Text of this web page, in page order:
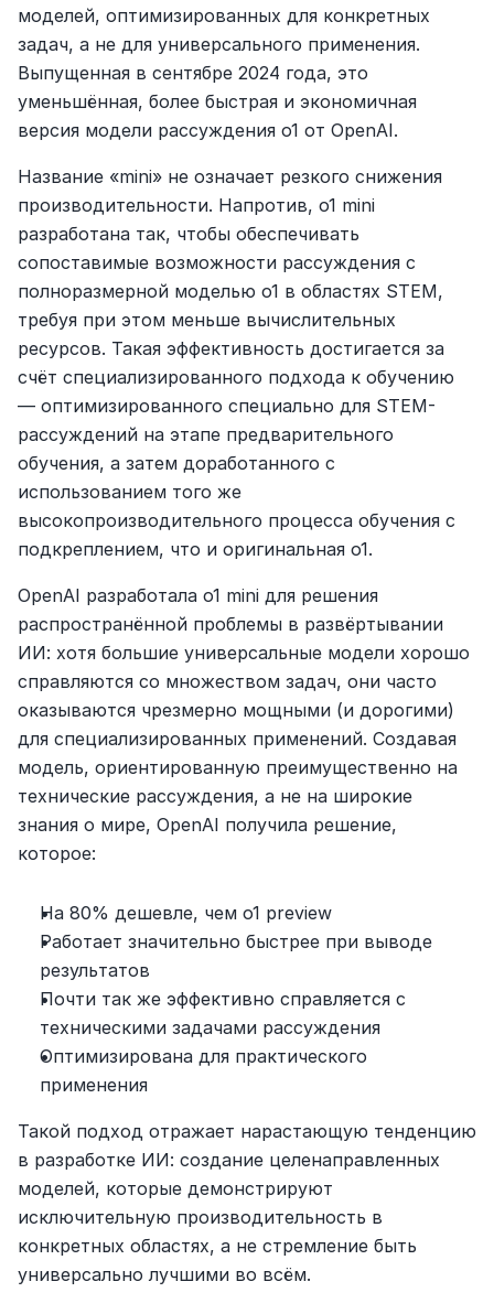
моделей, оптимизированных для конкретных
задач, а не для универсального применения.
Выпущенная в сентябре 2024 года, это
уменьшённая, более быстрая и экономичная
версия модели рассуждения o1 от OpenAI.
Название «mini» не означает резкого снижения
производительности. Напротив, o1 mini
разработана так, чтобы обеспечивать
сопоставимые возможности рассуждения с
полноразмерной моделью o1 в областях STEM,
требуя при этом меньше вычислительных
ресурсов. Такая эффективность достигается за
счёт специализированного подхода к обучению
— оптимизированного специально для STEM-
рассуждений на этапе предварительного
обучения, а затем доработанного с
использованием того же
высокопроизводительного процесса обучения с
подкреплением, что и оригинальная o1.
OpenAI разработала o1 mini для решения
распространённой проблемы в развёртывании
ИИ: хотя большие универсальные модели хорошо
справляются со множеством задач, они часто
оказываются чрезмерно мощными (и дорогими)
для специализированных применений. Создавая
модель, ориентированную преимущественно на
технические рассуждения, а не на широкие
знания о мире, OpenAI получила решение,
которое:
На 80% дешевле, чем o1 preview
Работает значительно быстрее при выводе
результатов
Почти так же эффективно справляется с
техническими задачами рассуждения
Оптимизирована для практического
применения
Такой подход отражает нарастающую тенденцию
в разработке ИИ: создание целенаправленных
моделей, которые демонстрируют
исключительную производительность в
конкретных областях, а не стремление быть
универсально лучшими во всём.